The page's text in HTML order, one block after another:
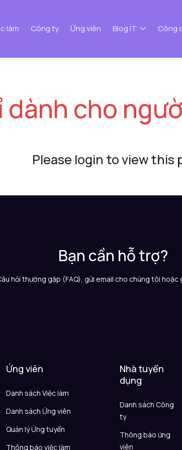
làm Công ty Ứng viên Blog IT Công
dành cho
Please login to view this
Bạn cần hỗ trợ?
hỏi thường gặp (FAQ), gửi email cho chúng tôi
Ứng viên
Danh sách Việc làm
Danh sách Ứng viên
Quản lý Ứng tuyển
Thông báo việc làm
Nhà tuyển
dụng
Danh sách Công
ty
Thông báo ứng
viên